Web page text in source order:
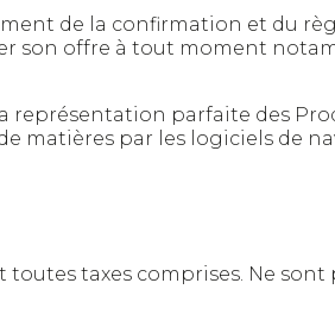
de la confirmation et du
son offre à tout moment
représentation parfaite des
matières par les logiciels de
taxes comprises. Ne